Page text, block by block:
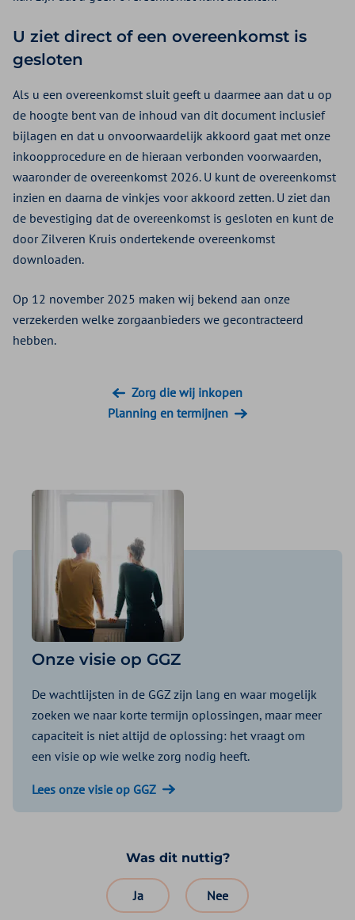
U ziet direct of een overeenkomst is
gesloten
Als u een overeenkomst sluit geeft u daarmee aan dat u op
de hoogte bent van de inhoud van dit document inclusief
bijlagen en dat u onvoorwaardelijk akkoord gaat met onze
inkoopprocedure en de hieraan verbonden voorwaarden,
waaronder de overeenkomst 2026. U kunt de overeenkomst
inzien en daarna de vinkjes voor akkoord zetten. U ziet dan
de bevestiging dat de overeenkomst is gesloten en kunt de
door Zilveren Kruis ondertekende overeenkomst
downloaden.
Op 12 november 2025 maken wij bekend aan onze
verzekerden welke zorgaanbieders we gecontracteerd
hebben.
Zorg die wij inkopen
Planning en termijnen
Onze visie op GGZ
De wachtlijsten in de GGZ zijn lang en waar mogelijk
zoeken we naar korte termijn oplossingen, maar meer
capaciteit is niet altijd de oplossing: het vraagt om
een visie op wie welke zorg nodig heeft.
Lees onze visie op GGZ
Was dit nuttig?
Ja Nee